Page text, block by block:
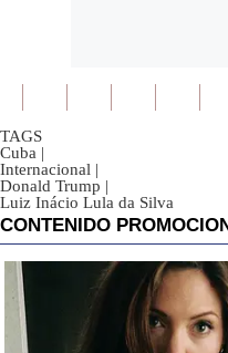
TAGS
Cuba |
Internacional |
Donald Trump |
Luiz Inácio Lula da Silva